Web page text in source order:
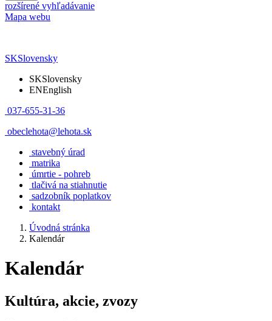
rozšírené vyhľadávanie
Mapa webu
SKSlovensky
SKSlovensky
ENEnglish
037-655-31-36
obeclehota@lehota.sk
stavebný úrad
matrika
úmrtie - pohreb
tlačivá na stiahnutie
sadzobník poplatkov
kontakt
Úvodná stránka
Kalendár
Kalendár
Kultúra, akcie, zvozy